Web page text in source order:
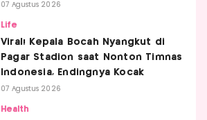
07 Agustus 2026
Life
Viral! Kepala Bocah Nyangkut di
Pagar Stadion saat Nonton Timnas
Indonesia, Endingnya Kocak
07 Agustus 2026
Health